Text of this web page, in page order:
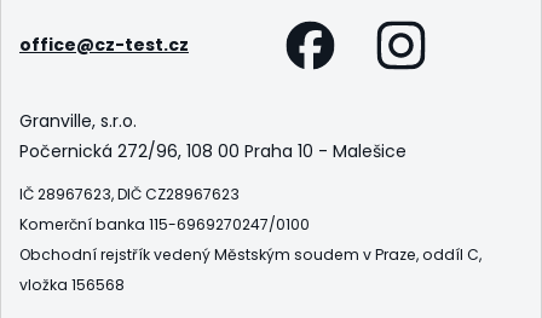
office@cz-test.cz
Granville, s.r.o.
Počernická 272/96, 108 00 Praha 10 - Malešice
IČ 28967623, DIČ CZ28967623
Komerční banka 115-6969270247/0100
Obchodní rejstřík vedený Městským soudem v Praze, oddíl C,
vložka 156568